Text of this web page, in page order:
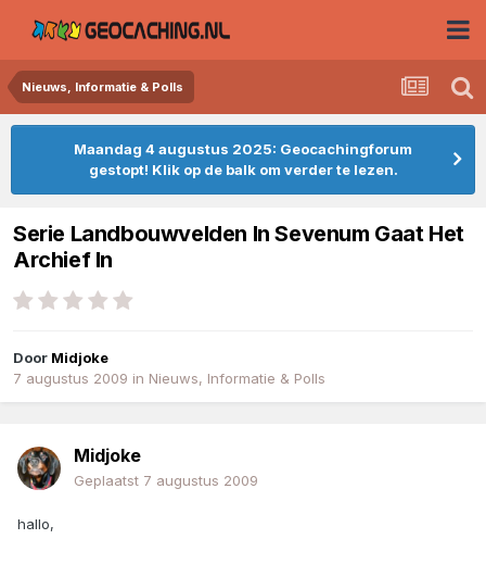
Nieuws, Informatie & Polls
Maandag 4 augustus 2025: Geocachingforum
gestopt! Klik op de balk om verder te lezen.
Serie Landbouwvelden In Sevenum Gaat Het
Archief In
Door Midjoke
7 augustus 2009 in Nieuws, Informatie & Polls
Midjoke
Geplaatst 7 augustus 2009
hallo,